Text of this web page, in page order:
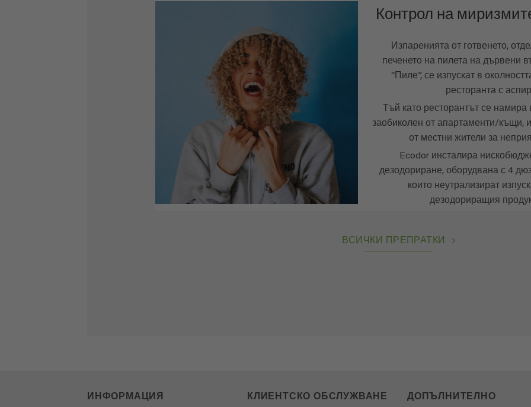
Контрол на
Изпаренията от готвенето,
печенето на пилета на дървени
“Пиле”, се изпускат в
ресторанта с
Тъй като ресторантът се
заобиколен от апартаменти/къщи,
от местни жители за
Ecodor инсталира
дезодориране, оборудвана с 4
които неутрализират
дезодориращия
ВСИЧКИ ПРЕПРАТКИ
ИНФОРМАЦИЯ КЛИЕНТСКО ОБСЛУЖВАНЕ ДОПЪЛНИТЕЛНО